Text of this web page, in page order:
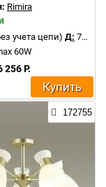
Rimira
учета цепи) Д: 75 см
60W
256 Р.
Купить
172755